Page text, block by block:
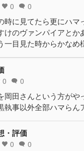
0 0
時に見てたら更にハマ
けのヴァンパイアとか
一目見た時からかなめ
0 0
岡田さんという方がや
執事以外全部ハマらん
・評価
0 0